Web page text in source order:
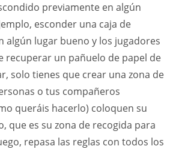
previamente en algún
esconder una caja de
algún lugar bueno y los jugadores
recuperar un pañuelo de papel de
solo tienes que crear una zona de
o tus compañeros
queráis hacerlo) coloquen su
que es su zona de recogida para
repasa las reglas con todos los